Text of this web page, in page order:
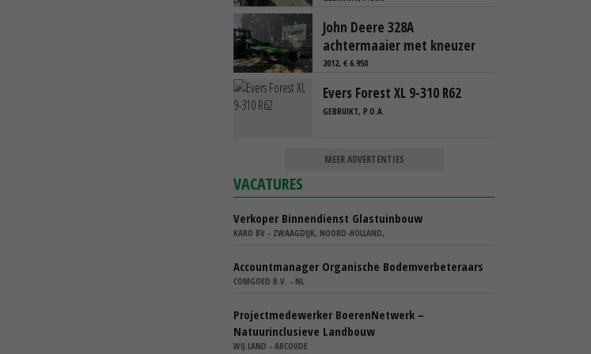
John Deere 328A
achtermaaier met kneuzer
2012, € 6.950
Evers Forest XL 9-310 R62
GEBRUIKT, P.O.A.
MEER ADVERTENTIES
VACATURES
Verkoper Binnendienst Glastuinbouw
KARO BV - ZWAAGDIJK, NOORD-HOLLAND,
Accountmanager Organische Bodemverbeteraars
COMGOED B.V. - NL
Projectmedewerker BoerenNetwerk –
Natuurinclusieve Landbouw
WIJ.LAND - ABCOUDE